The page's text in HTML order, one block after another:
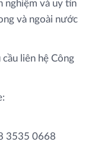
nghiệm và uy tín
và ngoài nước
liên hệ Công
3535 0668